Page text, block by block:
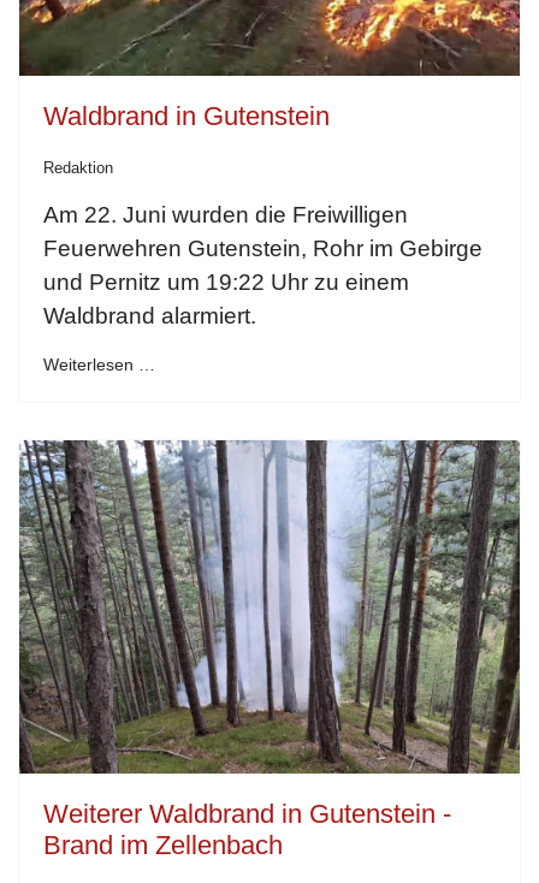
Waldbrand in Gutenstein
Redaktion
Am 22. Juni wurden die Freiwilligen
Feuerwehren Gutenstein, Rohr im Gebirge
und Pernitz um 19:22 Uhr zu einem
Waldbrand alarmiert.
Weiterlesen …
Weiterer Waldbrand in Gutenstein -
Brand im Zellenbach